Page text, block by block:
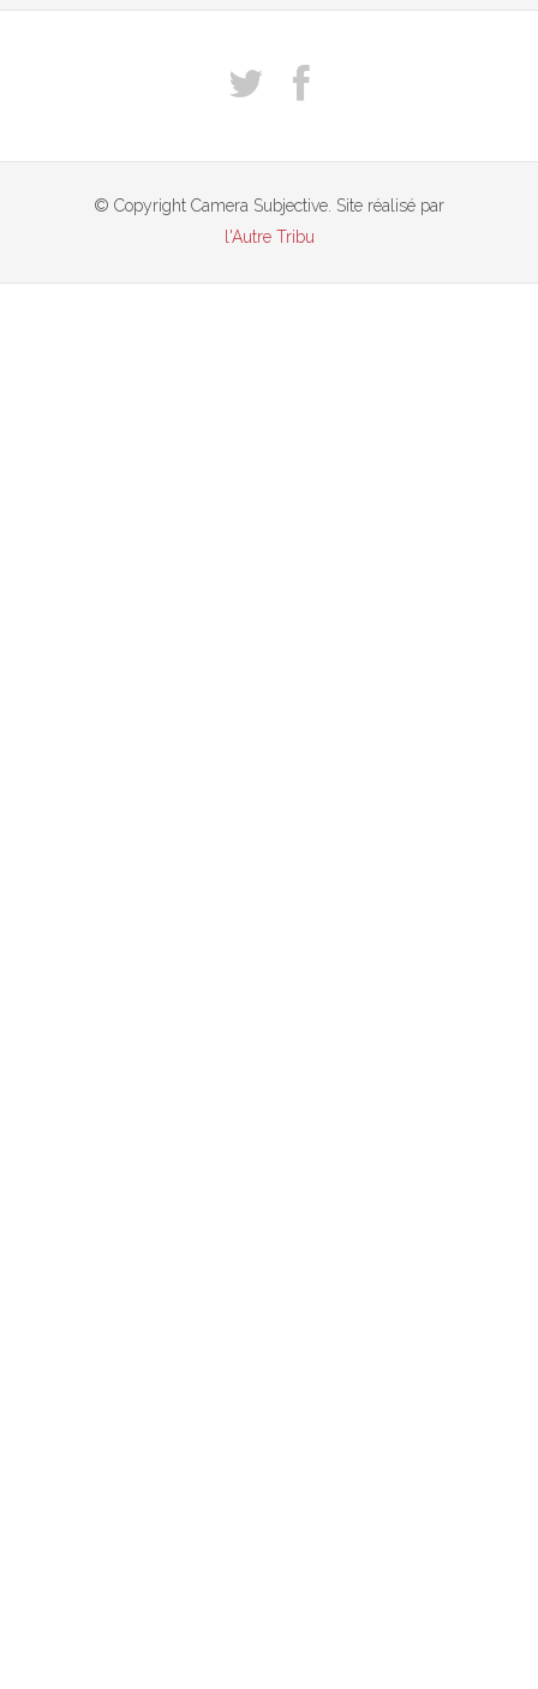
© Copyright Camera Subjective. Site réalisé par
l'Autre Tribu